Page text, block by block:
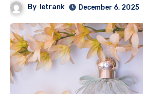
By letrank December 6, 2025